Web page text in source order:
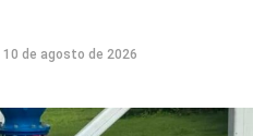
10 de agosto de 2026